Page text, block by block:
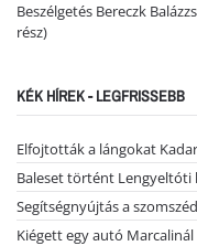
Beszélgetés Bereczk
rész)
KÉK HÍREK - LEGFRISSEBB
Elfojtották a lángokat
Baleset történt Lengyeltóti
Segítségnyújtás a
Kiégett egy autó Marcalinál